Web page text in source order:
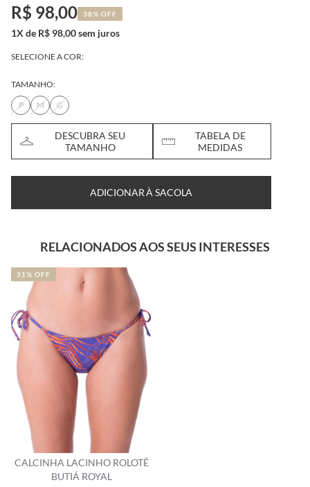
R$ 98,00 38% OFF
1X de R$ 98,00 sem juros
SELECIONE A COR:
TAMANHO:
P
M G
DESCUBRA SEU
TAMANHO
TABELA DE
MEDIDAS
ADICIONAR À SACOLA
RELACIONADOS AOS SEUS INTERESSES
CALCINHA LACINHO ROLOTÊ
BUTIÁ ROYAL
31% OFF